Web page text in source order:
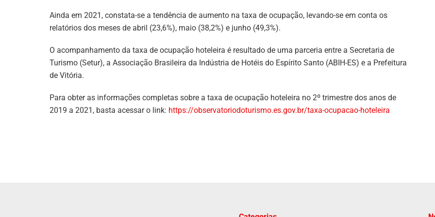
Ainda em 2021, constata-se a tendência de aumento na taxa de ocupação, levando-se em conta os
relatórios dos meses de abril (23,6%), maio (38,2%) e junho (49,3%).
O acompanhamento da taxa de ocupação hoteleira é resultado de uma parceria entre a Secretaria de
Turismo (Setur), a Associação Brasileira da Indústria de Hotéis do Espírito Santo (ABIH-ES) e a Prefeitura
de Vitória.
Para obter as informações completas sobre a taxa de ocupação hoteleira no 2º trimestre dos anos de
2019 a 2021, basta acessar o link: https://observatoriodoturismo.es.gov.br/taxa-ocupacao-hoteleira